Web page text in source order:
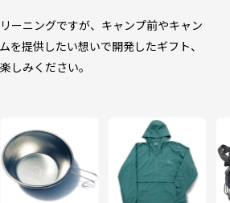
ーニングですが、キャンプ前やキャン
を提供したい想いで開発したギフト、
しみください。